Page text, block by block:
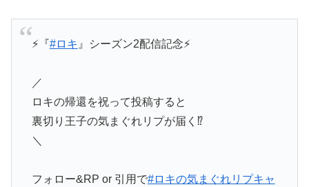
⚡『 #ロキ 』シーズン2配信記念⚡
／
ロキの帰還を祝って投稿すると
裏切り王子の気まぐれリプが届く⁉
＼
フォロー&RP or 引用で#ロキの気まぐれリプキャ